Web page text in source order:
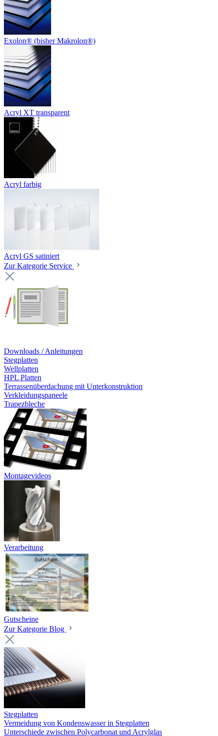
Exolon® (bisher Makrolon®)
Acryl XT transparent
Acryl farbig
Acryl GS satiniert
Zur Kategorie Service
Downloads / Anleitungen
Stegplatten
Wellplatten
HPL Platten
Terrassenüberdachung mit Unterkonstruktion
Verkleidungspaneele
Trapezbleche
Montagevideos
Verarbeitung
Gutscheine
Zur Kategorie Blog
Stegplatten
Vermeidung von Kondenswasser in Stegplatten
Unterschiede zwischen Polycarbonat und Acrylglas